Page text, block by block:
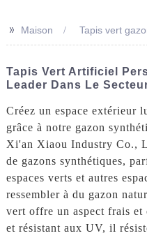
>> Maison Tapis vert
Tapis Vert Artificiel
Leader Dans Le
Créez un espace extérieur
grâce à notre gazon
Xi'an Xiaou Industry Co.,
de gazons synthétiques,
espaces verts et autres
ressembler à du gazon
vert offre un aspect frais et
et résistant aux UV, il